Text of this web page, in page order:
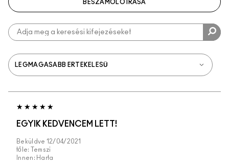
BESZÁMOLÓ ÍRÁSA
EGYIK KEDVENCEM LETT!
Beküldve 12/04/2021
tőle:
Temszi
Innen: Harta